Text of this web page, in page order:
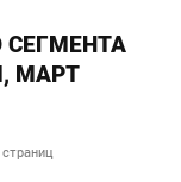
МАРТ